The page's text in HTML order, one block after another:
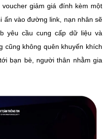
giảm giá đính kèm một
ấn vào đường link, nạn nhân sẽ
yêu cầu cung cấp dữ liệu và
cũng không quên khuyến khích
bạn bè, người thân nhằm gia